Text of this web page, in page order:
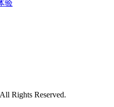
验
Rights Reserved.